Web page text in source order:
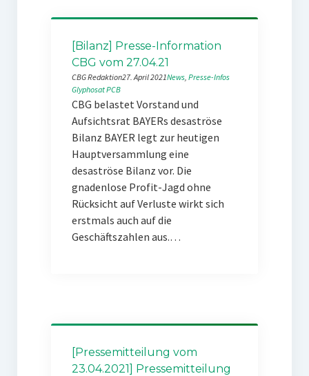
[Bilanz] Presse-Information
CBG vom 27.04.21
CBG Redaktion27. April 2021News, Presse-Infos
GlyphosatPCB
CBG belastet Vorstand und
Aufsichtsrat BAYERs desaströse
Bilanz BAYER legt zur heutigen
Hauptversammlung eine
desaströse Bilanz vor. Die
gnadenlose Profit-Jagd ohne
Rücksicht auf Verluste wirkt sich
erstmals auch auf die
Geschäftszahlen aus.…
[Pressemitteilung vom
23.04.2021] Pressemitteilung